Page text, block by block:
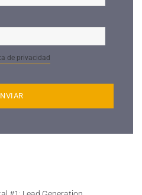
de privacidad